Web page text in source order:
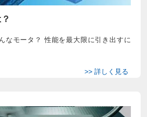
なモータ？ 性能を最大限に引き出すに